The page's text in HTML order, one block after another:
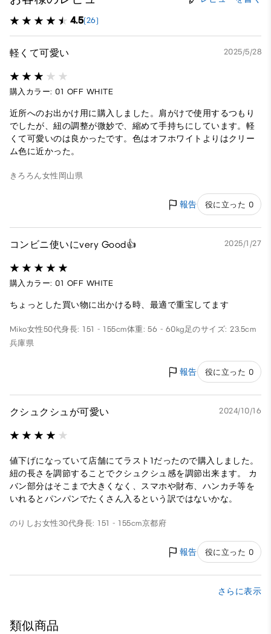
4.5(26)
軽くて可愛い 2025/5/28
購入カラー: 01 OFF WHITE
近所へのお出かけ用に購入しました。肩がけで使用するつもり
でしたが、紐の調整が微妙で、縮めて手持ちにしています。軽
くて可愛いのは良かったです。色はオフホワイトよりはクリー
ム色に近かった。
きろろん女性 岡山県
報告 役に立った 0
コンビニ使いにvery Good👍 2025/1/27
購入カラー: 01 OFF WHITE
ちょっとした買い物に出かける時、最適で重宝してます
Miko女性50代身長: 151 - 155cm体重: 56 - 60kg足のサイズ: 23.5cm
兵庫県
報告 役に立った 0
クシュクシュが可愛い 2024/10/16
値下げになっていて店舗にてラスト1だったので購入しました。
紐の長さを調節することでクシュクシュ感を調節出来ます。 カ
バン部分はそこまで大きくなく、スマホや財布、ハンカチ等を
いれるとパンパンでたくさん入るという訳ではないかな。
のりしお女性30代身長: 151 - 155cm京都府
報告 役に立った 0
さらに表示
類似商品